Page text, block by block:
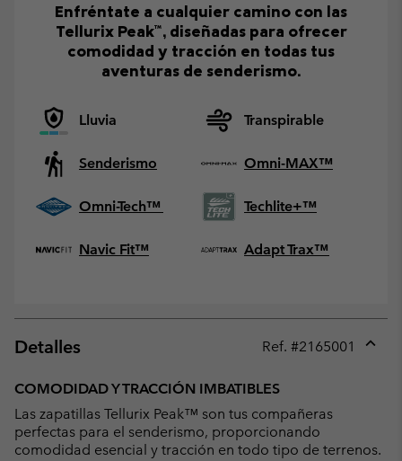
Enfréntate a cualquier camino con las
Tellurix Peak™, diseñadas para ofrecer
comodidad y tracción en todas tus
aventuras de senderismo.
Lluvia Transpirable
Senderismo Omni-MAX™
Omni-Tech™ Techlite+™
Navic Fit™ Adapt Trax™
Detalles Ref. #2165001
COMODIDAD Y TRACCIÓN IMBATIBLES
Las zapatillas Tellurix Peak™ son tus compañeras
perfectas para el senderismo, proporcionando
comodidad esencial y tracción en todo tipo de terrenos.